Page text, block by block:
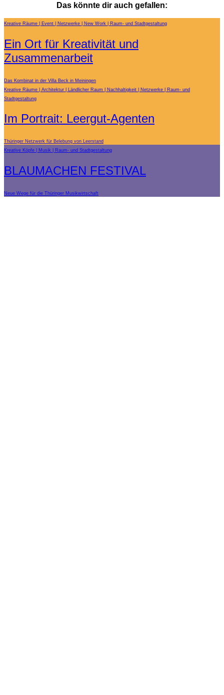
Das könnte dir auch gefallen:
Kreative Räume Event Netzwerke New Work Raum- und Stadtgestaltung
Ein Ort für Kreativität und
Zusammenarbeit
Das Kombinat in der Villa Beck in Meiningen
Kreative Räume
Architektur Ländlicher Raum Nachhaltigkeit Netzwerke
Raum- und
Stadtgestaltung
Im Portrait: Leergut-Agenten
Thüringer Netzwerk für Belebung von Leerstand
Kreative Köpfe
Musik Raum- und Stadtgestaltung
BLAUMACHEN FESTIVAL
Neue Wege für die Thüringer Musikwirtschaft